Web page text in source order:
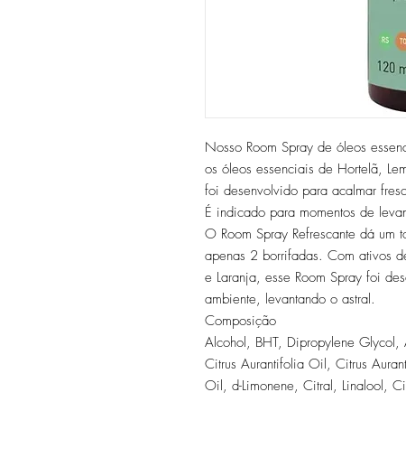
Nosso Room Spray de óleos
os óleos essenciais de Hortelã,
foi desenvolvido para acalmar
É indicado para momentos de
O Room Spray Refrescante dá um
apenas 2 borrifadas. Com ativos
e Laranja, esse Room Spray foi
ambiente, levantando o astral.
Composição
Alcohol, BHT, Dipropylene
Citrus Aurantifolia Oil, Citrus
Oil, d-Limonene, Citral, Linalool,